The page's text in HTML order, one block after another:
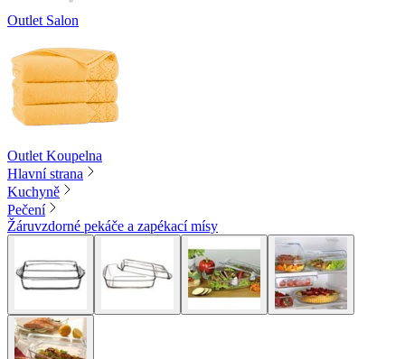
Outlet Salon
Outlet Koupelna
Hlavní strana
Kuchyně
Pečení
Žáruvzdorné pekáče a zapékací mísy